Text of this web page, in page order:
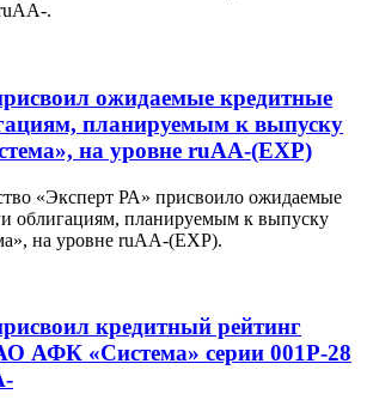
.
ожидаемые кредитные
планируемым к выпуску
на уровне ruAA-(EXP)
«Эксперт РА» присвоило ожидаемые
облигациям, планируемым к выпуску
на уровне ruAA-(EXP).
кредитный рейтинг
АФК «Система» серии 001Р-28